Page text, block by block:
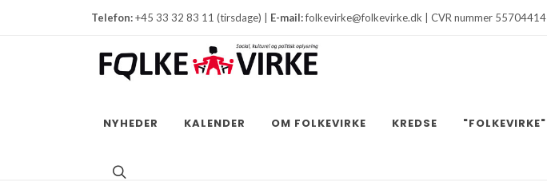
Telefon:+45 33 32 83 11 (tirsdage) | E-mail:folkevirke@folkevirke.dk | CVR nummer 55704414
NYHEDER KALENDER OM FOLKEVIRKE KREDSE "FOLKEVIRKE"